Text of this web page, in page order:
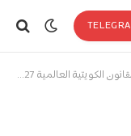
العالمية 2026/2027 | ممولة بالكامل